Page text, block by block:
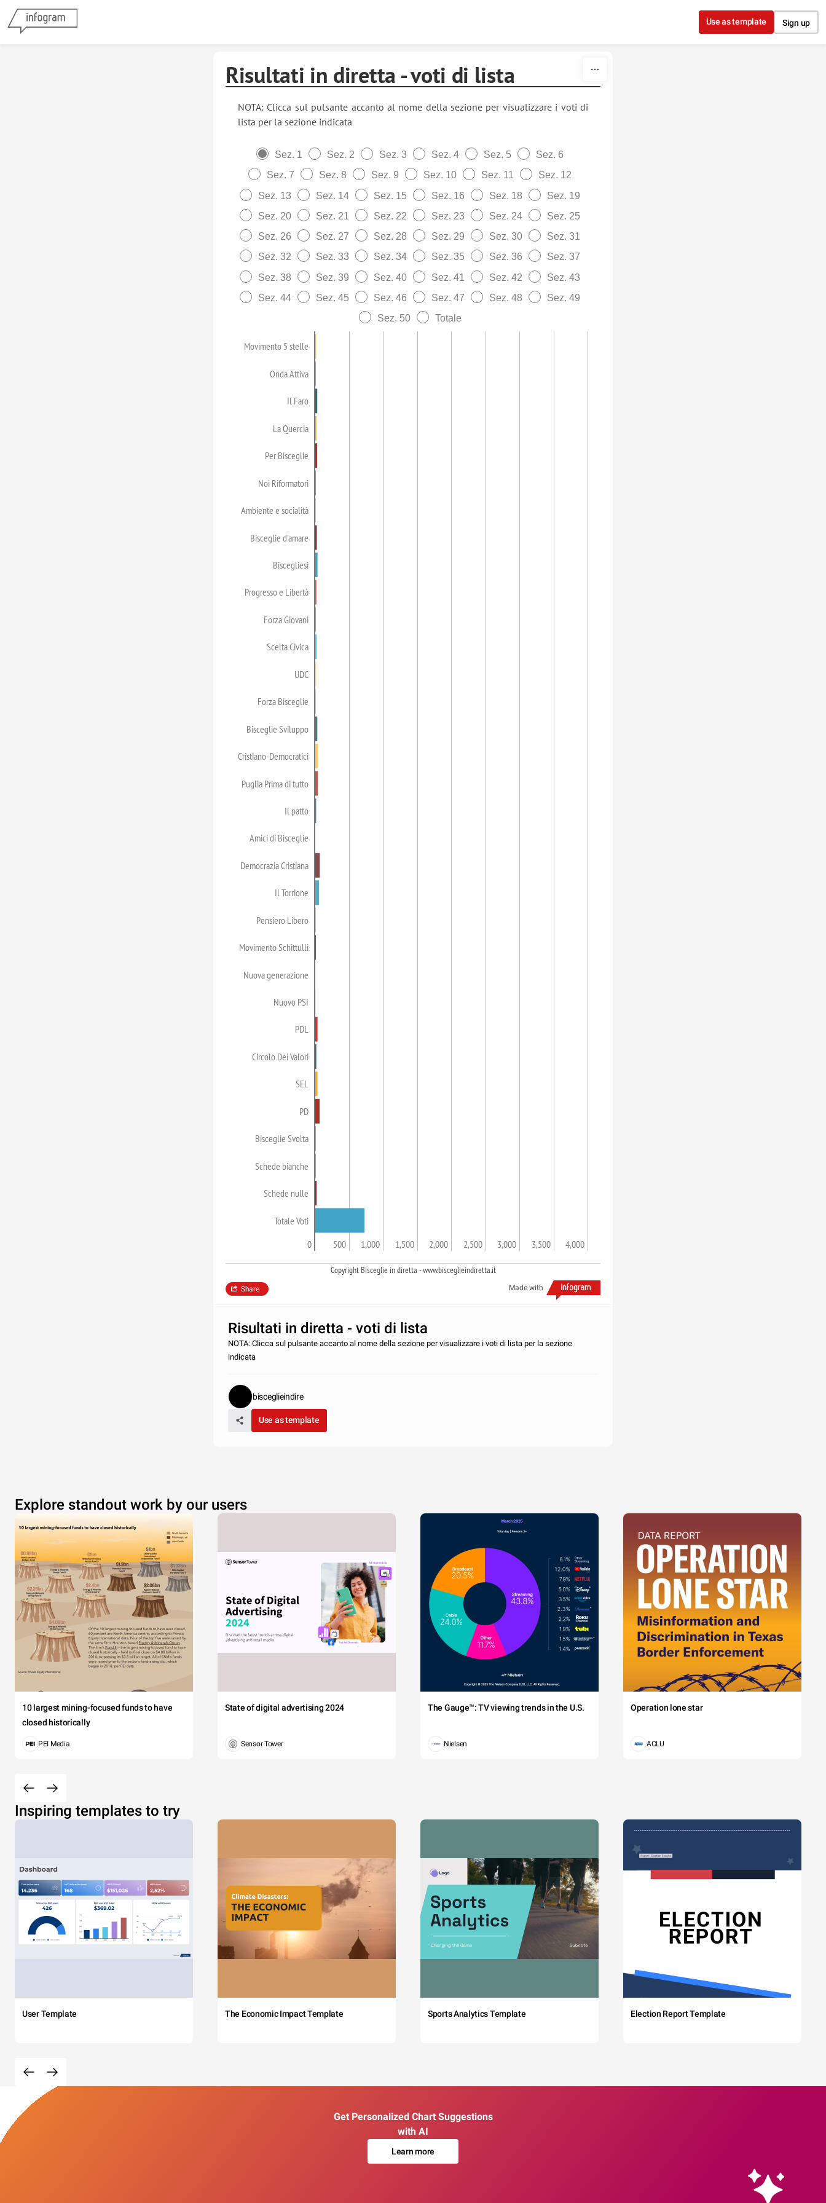
Use as template Sign up
Risultati in diretta - voti di lista
NOTA: Clicca sul pulsante accanto al nome della sezione per visualizzare i voti di
lista per la sezione indicata
Sez. 1 Sez. 2 Sez. 3 Sez. 4 Sez. 5
Sez. 6
Sez. 7
Sez. 8 Sez. 9 Sez. 10 Sez. 11
Sez. 12
Sez. 13
Sez. 14 Sez. 15 Sez. 16 Sez. 18
Sez. 19
Sez. 20
Sez. 21 Sez. 22 Sez. 23 Sez. 24
Sez. 25
Sez. 26
Sez. 27 Sez. 28 Sez. 29 Sez. 30
Sez. 31
Sez. 32
Sez. 33 Sez. 34 Sez. 35 Sez. 36
Sez. 37
Sez. 38
Sez. 39 Sez. 40 Sez. 41 Sez. 42
Sez. 43
Sez. 44
Sez. 45 Sez. 46 Sez. 47 Sez. 48
Sez. 49
Sez. 50
Totale
Movimento 5 stelle
Onda Attiva
Il Faro
La Quercia
Per Bisceglie
Noi Riformatori
Ambiente e socialità
Bisceglie d'amare
Biscegliesi
Progresso e Libertà
Forza Giovani
Scelta Civica
UDC
Forza Bisceglie
Bisceglie Sviluppo
Cristiano-Democratici
Puglia Prima di tutto
Il patto
Amici di Bisceglie
Democrazia Cristiana
Il Torrione
Pensiero Libero
Movimento Schittulli
Nuova generazione
Nuovo PSI
PDL
Circolo Dei Valori
SEL
PD
Bisceglie Svolta
Schede bianche
Schede nulle
Totale Voti
0 500 1,000 1,500 2,000 2,500 3,000 3,500 4,000
Copyright Bisceglie in diretta - www.bisceglieindiretta.it
Made with
Share
Risultati in diretta - voti di lista
NOTA: Clicca sul pulsante accanto al nome della sezione per visualizzare i voti di lista per la sezione
indicata
bisceglieindire
Use as template
Explore standout work by our users
10 largest mining-focused funds to have
closed historically
PEI Media
State of digital advertising 2024
Sensor Tower
The Gauge™: TV viewing trends in the U.S.
Nielsen
Operation lone star
ACLU
Inspiring templates to try
User Template The Economic Impact Template Sports Analytics Template Election Report Template
Get Personalized Chart Suggestions
with AI
Learn more